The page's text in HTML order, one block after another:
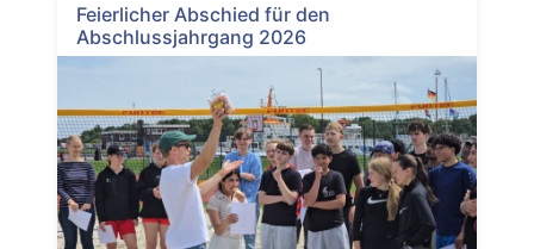
Feierlicher Abschied für den
Abschlussjahrgang 2026